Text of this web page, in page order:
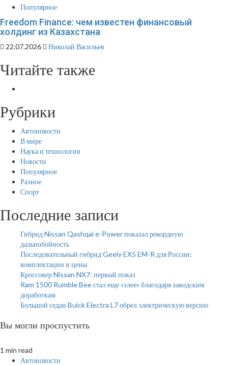
Популярное
Freedom Finance: чем известен финансовый
холдинг из Казахстана
22.07.2026 Николай Васильев
Читайте также
Рубрики
Автоновости
В мире
Наука и технология
Новости
Популярное
Разное
Спорт
Последние записи
Гибрид Nissan Qashqai e-Power показал рекордную
дальнобойность
Последовательный гибрид Geely EX5 EM-R для России:
комплектации и цены
Кроссовер Nissan NX7: первый показ
Ram 1500 Rumble Bee стал еще «злее» благодаря заводским
доработкам
Большой седан Buick Electra L7 обрел электрическую версию
Вы могли проспустить
1 min read
Автоновости